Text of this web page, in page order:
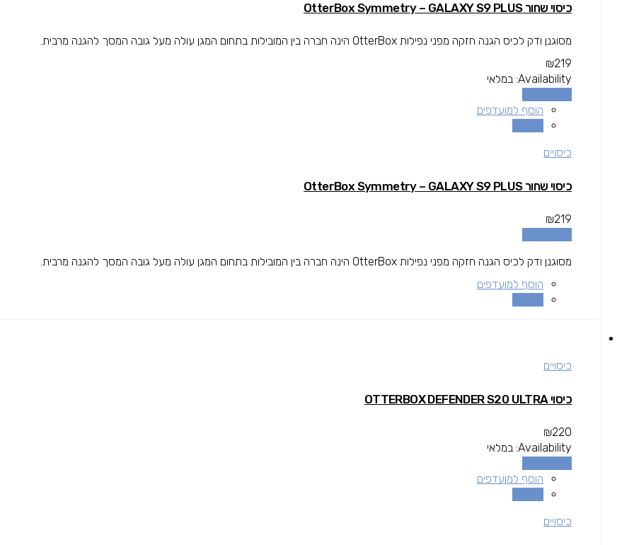
כיסוי שחור OtterBox Symmetry – GALAXY S9 PLUS
מסוגנן ודק לכיס הגנה חזקה מפני נפילות OtterBox הינה חברה בין המובילות בתחום המגן עולה מעל גובה המסך להגנה מרבית.
₪219
Availability: במלאי
הוסף למועדפים
כיסויים
כיסוי שחור OtterBox Symmetry – GALAXY S9 PLUS
₪219
מסוגנן ודק לכיס הגנה חזקה מפני נפילות OtterBox הינה חברה בין המובילות בתחום המגן עולה מעל גובה המסך להגנה מרבית.
הוסף למועדפים
כיסויים
כיסוי OTTERBOX DEFENDER S20 ULTRA
₪220
Availability: במלאי
הוסף למועדפים
כיסויים